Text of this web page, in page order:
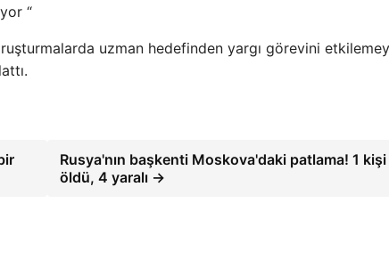
“
uzman hedefinden yargı görevini
Rusya'nın başkenti Moskova'daki patlama! 1 kişi
öldü, 4 yaralı →